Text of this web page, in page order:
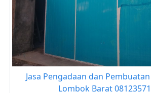
Jasa Pengadaan dan
Lombok Barat